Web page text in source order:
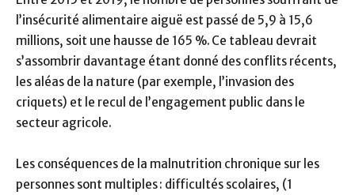
l’insécurité alimentaire aiguë est passé de 5,9 à 15,6
millions, soit une hausse de 165 %. Ce tableau devrait
s’assombrir davantage étant donné des conflits récents,
les aléas de la nature (par exemple, l’invasion des
criquets) et le recul de l’engagement public dans le
secteur agricole.
Les conséquences de la malnutrition chronique sur les
personnes sont multiples : difficultés scolaires, (1